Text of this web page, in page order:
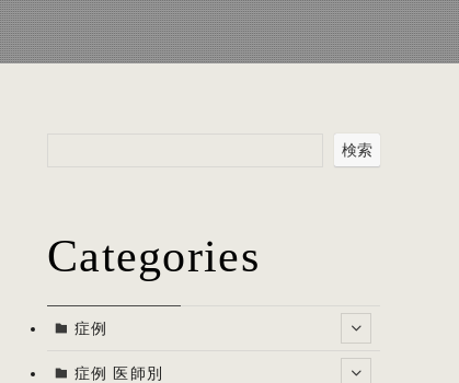
検索
Categories
症例
症例 医師別